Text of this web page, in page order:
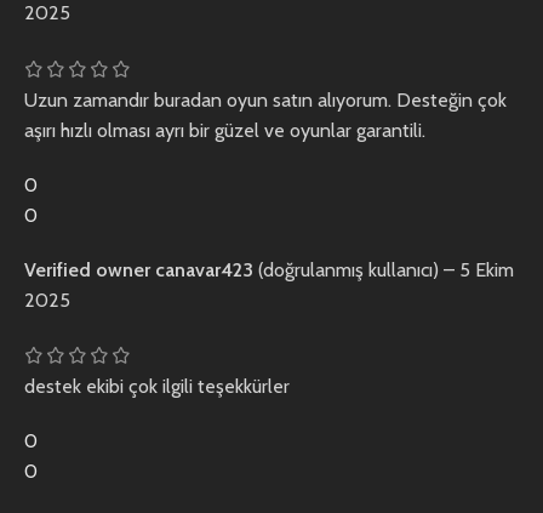
2025
Uzun zamandır buradan oyun satın alıyorum. Desteğin çok
aşırı hızlı olması ayrı bir güzel ve oyunlar garantili.
0
0
Verified owner canavar423 (doğrulanmış kullanıcı) – 5 Ekim
2025
destek ekibi çok ilgili teşekkürler
0
0